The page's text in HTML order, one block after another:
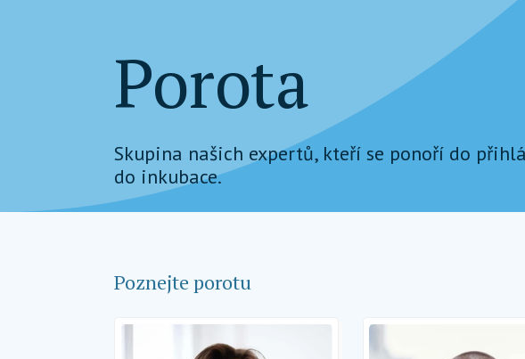
Porota
Skupina našich expertů, kteří se ponoří do
do inkubace.
Poznejte porotu